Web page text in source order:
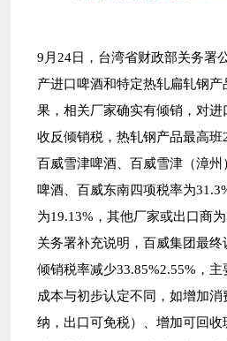
9月24日，台湾省财政部关务署
产进口啤酒和特定热轧扁轧钢
果，相关厂家确实有倾销，对进
收反倾销税，热轧钢产品最高班
百威雪津啤酒、百威雪津（漳州
啤酒、百威东南四项税率为
为19.13%，其他厂家或出口商为
关务署补充说明，百威集团最
倾销税率减少33.85%2.55%，
成本与初步认定不同，如增加
纳，出口可免税）、增加可回